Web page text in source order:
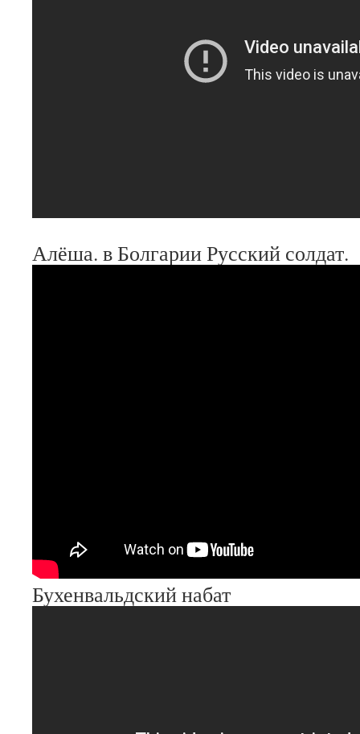
Алёша. в Болгарии Русский солдат.
Бухенвальдский набат